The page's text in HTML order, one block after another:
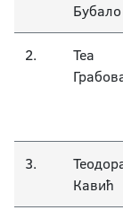
Бубало
2.
Теа
3.
Кавић